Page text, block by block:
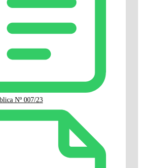
Nº 007/23